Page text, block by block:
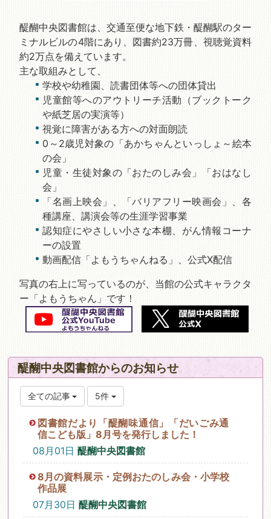
醍醐中央図書館は、交通至便な地下鉄・醍醐駅のター
ミナルビルの4階にあり、図書約23万冊、視聴覚資料
約2万点を備えています。
主な取組みとして、
学校や幼稚園、読書団体等への団体貸出
児童館等へのアウトリーチ活動（ブックトーク
や紙芝居の実演等）
視覚に障害がある方への対面朗読
0～2歳児対象の「あかちゃんといっしょ～絵本
の会」
児童・生徒対象の「おたのしみ会」「おはなし
会」
「名画上映会」、「バリアフリー映画会」、各
種講座、講演会等の生涯学習事業
認知症にやさしい小さな本棚、がん情報コーナ
ーの設置
動画配信「よもうちゃんねる」、公式X配信
写真の右上に写っているのが、当館の公式キャラクタ
ー「よもうちゃん」です！
醍醐中央図書館からのお知らせ
全ての記事 5件
図書館だより「醍醐味通信」「だいごみ通
信こども版」8月号を発行しました！
08月01日 醍醐中央図書館
8月の資料展示・定例おたのしみ会・小学校
作品展
07月30日 醍醐中央図書館